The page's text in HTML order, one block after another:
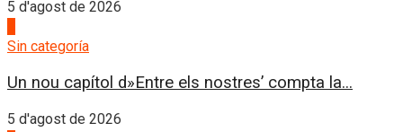
5 d'agost de 2026
Sin categoría
Un nou capítol d»Entre els nostres’ compta la...
5 d'agost de 2026